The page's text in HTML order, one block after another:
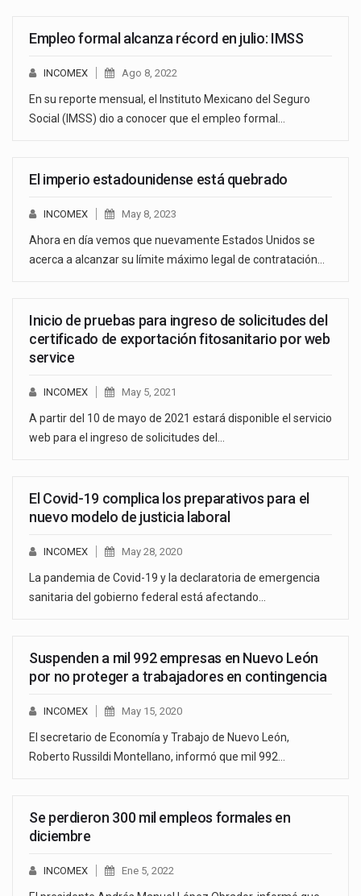
Empleo formal alcanza récord en julio: IMSS
INCOMEX Ago 8, 2022
En su reporte mensual, el Instituto Mexicano del Seguro
Social (IMSS) dio a conocer que el empleo formal…
El imperio estadounidense está quebrado
INCOMEX May 8, 2023
Ahora en día vemos que nuevamente Estados Unidos se
acerca a alcanzar su límite máximo legal de contratación…
Inicio de pruebas para ingreso de solicitudes del
certificado de exportación fitosanitario por web
service
INCOMEX May 5, 2021
A partir del 10 de mayo de 2021 estará disponible el servicio
web para el ingreso de solicitudes del…
El Covid-19 complica los preparativos para el
nuevo modelo de justicia laboral
INCOMEX May 28, 2020
La pandemia de Covid-19 y la declaratoria de emergencia
sanitaria del gobierno federal está afectando…
Suspenden a mil 992 empresas en Nuevo León
por no proteger a trabajadores en contingencia
INCOMEX May 15, 2020
El secretario de Economía y Trabajo de Nuevo León,
Roberto Russildi Montellano, informó que mil 992…
Se perdieron 300 mil empleos formales en
diciembre
INCOMEX Ene 5, 2022